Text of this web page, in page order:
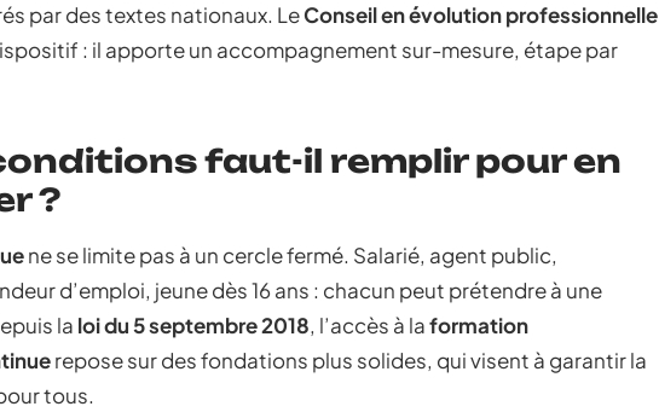
par des textes nationaux. LeConseil en évolution professionnelle
: il apporte un accompagnement sur-mesure, étape par
faut-il remplir pour en
?
ne se limite pas à un cercle fermé. Salarié, agent public,
d’emploi, jeune dès 16 ans : chacun peut prétendre à une
la loi du 5 septembre 2018, l’accès à laformation
repose sur des fondations plus solides, qui visent à garantir la
tous.